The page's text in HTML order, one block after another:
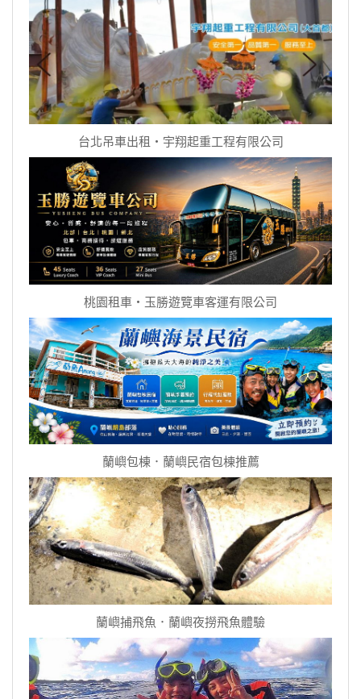
台北吊車出租‧宇翔起重工程有限公司
桃園租車‧玉勝遊覽車客運有限公司
蘭嶼包棟．蘭嶼民宿包棟推薦
蘭嶼捕飛魚．蘭嶼夜撈飛魚體驗